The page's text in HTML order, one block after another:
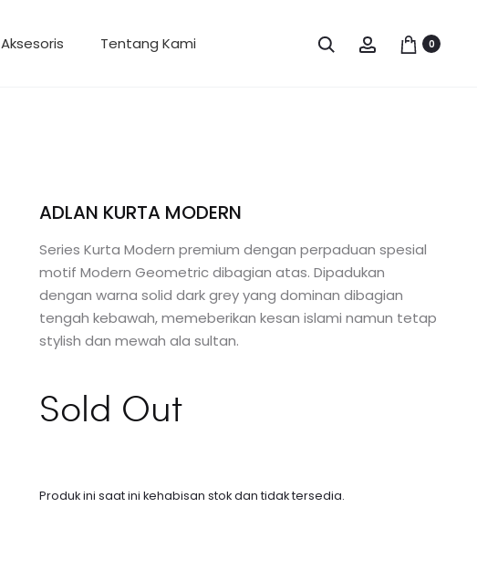
Aksesoris Tentang Kami Search Account0
ADLAN KURTA MODERN
Series Kurta Modern premium dengan perpaduan spesial
motif Modern Geometric dibagian atas. Dipadukan
dengan warna solid dark grey yang dominan dibagian
tengah kebawah, memeberikan kesan islami namun tetap
stylish dan mewah ala sultan.
Sold Out
Produk ini saat ini kehabisan stok dan tidak tersedia.